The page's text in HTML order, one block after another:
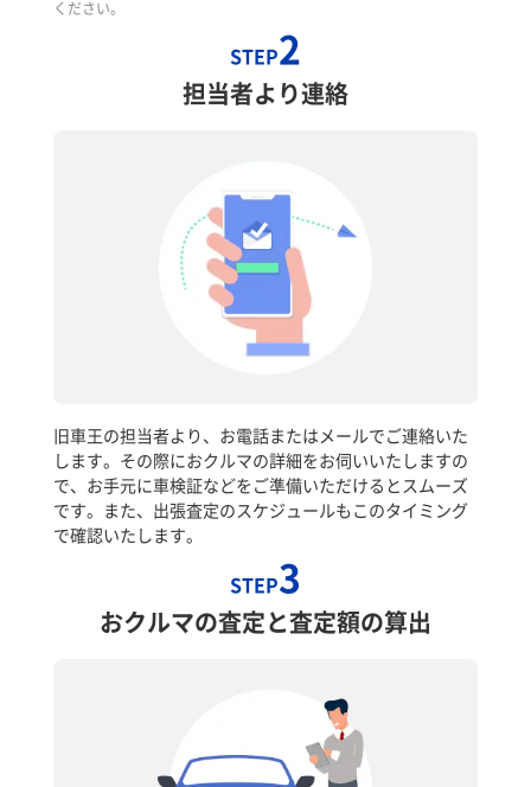
ください。
STEP2
担当者より連絡
旧車王の担当者より、お電話またはメールでご連絡いた
します。その際におクルマの詳細をお伺いいたしますの
で、お手元に車検証などをご準備いただけるとスムーズ
です。また、出張査定のスケジュールもこのタイミング
で確認いたします。
STEP3
おクルマの査定と査定額の算出